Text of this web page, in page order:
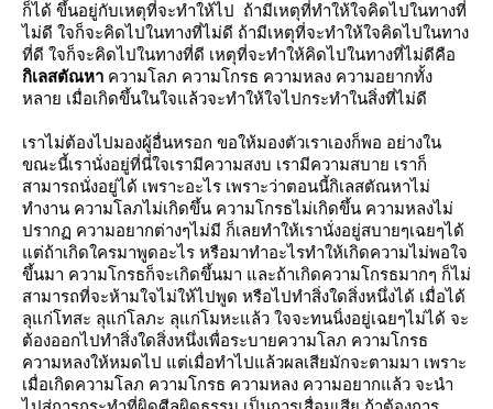
ก็ได้ ขึ้นอยู่กับเหตุที่จะทำให้ไป ถ้ามีเหตุที่ทำให้ใจคิดไปในทางที่
ไม่ดี ใจก็จะคิดไปในทางที่ไม่ดี ถ้ามีเหตุที่จะทำให้ใจคิดไปในทาง
ที่ดี ใจก็จะคิดไปในทางที่ดี เหตุที่จะทำให้คิดไปในทางที่ไม่ดีคือ
กิเลสตัณหา ความโลภ ความโกรธ ความหลง ความอยากทั้ง
หลาย เมื่อเกิดขึ้นในใจแล้วจะทำให้ใจไปกระทำในสิ่งที่ไม่ดี
เราไม่ต้องไปมองผู้อื่นหรอก ขอให้มองตัวเราเองก็พอ อย่างใน
ขณะนี้เรานั่งอยู่ที่นี่ใจเรามีความสงบ เรามีความสบาย เราก็
สามารถนั่งอยู่ได้ เพราะอะไร เพราะว่าตอนนี้กิเลสตัณหาไม่
ทำงาน ความโลภไม่เกิดขึ้น ความโกรธไม่เกิดขึ้น ความหลงไม่
ปรากฏ ความอยากต่างๆไม่มี ก็เลยทำให้เรานั่งอยู่สบายๆเฉยๆได้
ต่ถ้าเกิดใครมาพูดอะไร หรือมาทำอะไรทำให้เกิดความไม่พอใจ
ขึ้นมา ความโกรธก็จะเกิดขึ้นมา และถ้าเกิดความโกรธมากๆ ก็ไม่
สามารถที่จะห้ามใจไม่ให้ไปพูด หรือไปทำสิ่งใดสิ่งหนึ่งได้ เมื่อได้
ลุแก่โทสะ ลุแก่โลภะ ลุแก่โมหะแล้ว ใจจะทนนิ่งอยู่เฉยๆไม่ได้ จะ
ต้องออกไปทำสิ่งใดสิ่งหนึ่งเพื่อระบายความโลภ ความโกรธ
ความหลงให้หมดไป แต่เมื่อทำไปแล้วผลเสียมักจะตามมา เพราะ
เมื่อเกิดความโลภ ความโกรธ ความหลง ความอยากแล้ว จะนำ